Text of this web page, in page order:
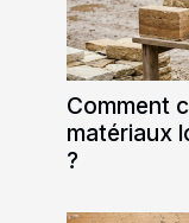
Comment
matériaux
?